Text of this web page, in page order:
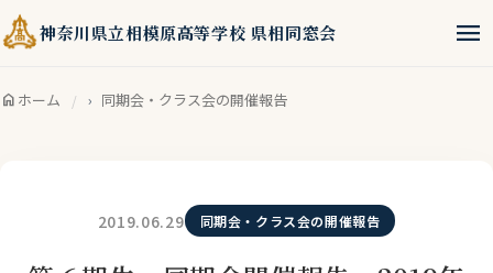
神奈川県立相模原高等学校 県相同窓会 menu
home ホーム 同期会・クラス会の開催報告
2019.06.29 同期会・クラス会の開催報告